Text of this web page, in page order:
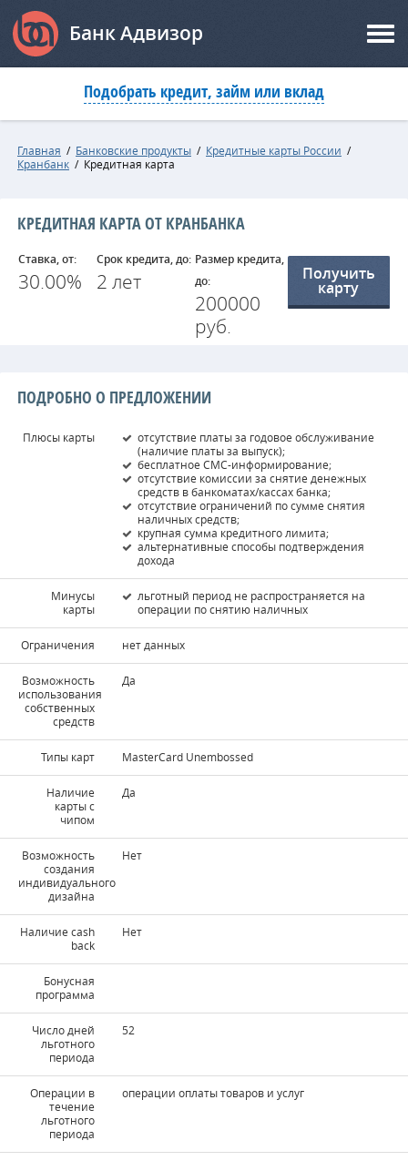
Банк Адвизор
Подобрать кредит, займ или вклад
Главная / Банковские продукты / Кредитные карты России /
Кранбанк / Кредитная карта
КРЕДИТНАЯ КАРТА ОТ КРАНБАНКА
Ставка, от:
30.00%
Срок кредита, до:
2 лет
Размер кредита,
до:
200000
руб.
Получить
карту
ПОДРОБНО О ПРЕДЛОЖЕНИИ
Плюсы карты
отсутствие платы за годовое обслуживание
(наличие платы за выпуск);
бесплатное СМС-информирование;
отсутствие комиссии за снятие денежных
средств в банкоматах/кассах банка;
отсутствие ограничений по сумме снятия
наличных средств;
крупная сумма кредитного лимита;
альтернативные способы подтверждения
дохода
Минусы
карты
льготный период не распространяется на
операции по снятию наличных
Ограничения нет данных
Возможность
использования
собственных
средств
Да
Типы карт MasterCard Unembossed
Наличие
карты с
чипом
Да
Возможность
создания
индивидуального
дизайна
Нет
Наличие cash
back
Нет
Бонусная
программа
Число дней
льготного
периода
52
Операции в
течение
льготного
периода
операции оплаты товаров и услуг